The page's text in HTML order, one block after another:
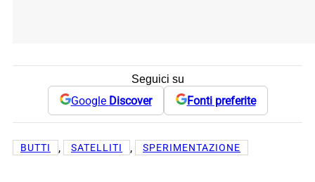
Seguici su
Google Discover Fonti preferite
BUTTI , SATELLITI , SPERIMENTAZIONE